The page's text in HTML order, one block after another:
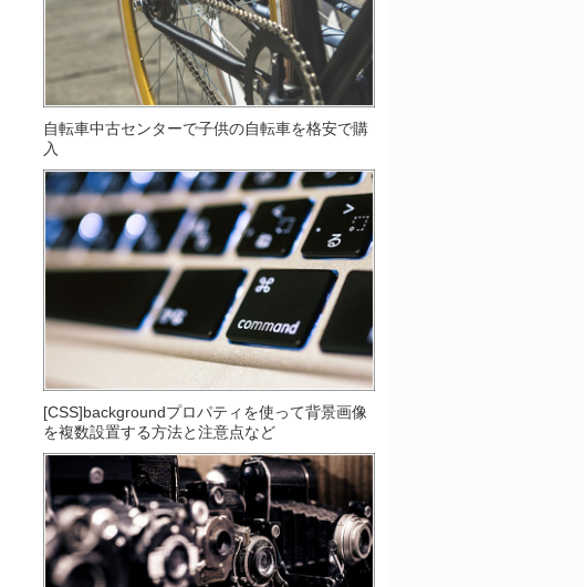
自転車中古センターで子供の自転車を格安で購
入
[CSS]backgroundプロパティを使って背景画像
を複数設置する方法と注意点など